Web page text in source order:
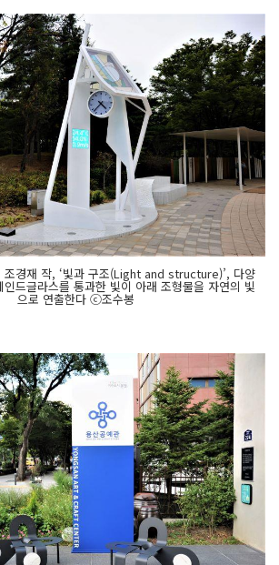
조경재 작, ‘빛과 구조(Light and structure)’, 다양
드글라스를 통과한 빛이 아래 조형물을 자연의 빛
으로 연출한다 ⓒ조수봉